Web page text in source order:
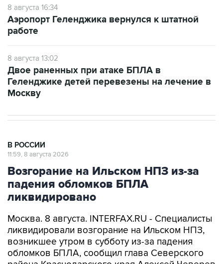
работе
8 августа 13:02
Геленджике детей перевезены на лечение в
Москву
Возгорание на Ильском НПЗ из-за
падения обломков БПЛА
ликвидировано
Москва. 8 августа. INTERFAX.RU - Специалисты
возникшее утром в субботу из-за падения
обломков БПЛА, сообщил глава Северского
района Краснодарского края Алексей Чеверев
в своем канале в Max.